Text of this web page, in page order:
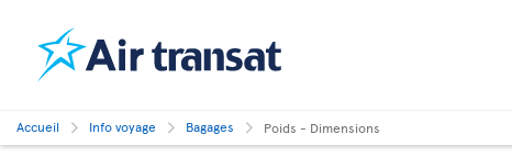
Accueil Info voyage Bagages Poids - Dimensions